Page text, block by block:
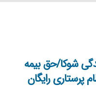
شوکا/حق بیمه
رایگان